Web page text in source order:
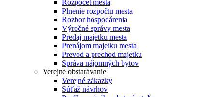
Rozpočet mesta
Plnenie rozpočtu mesta
Rozbor hospodárenia
Výročné správy mesta
Predaj majetku mesta
Prenájom majetku mesta
Prevod a prechod majetku
Správa nájomných bytov
Verejné obstarávanie
Verejné zákazky
Súťaž návrhov